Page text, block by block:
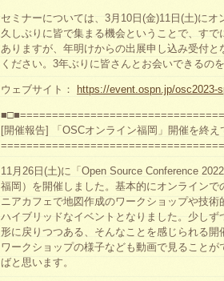
セミナーについては、3月10日(金)11日(土)にオ
久しぶりに皆で集まる機会ということで、す
ありますが、年明けからの出展申し込み受付
ください。3年ぶりに皆さんとお会いできるの
ウェブサイト： https://event.ospn.jp/osc2023-
[開催報告] 「OSCオンライン福岡」開催を終え
11月26日(土)に「Open Source Conference
福岡）を開催しました。基本的にオンライン
ニアカフェで地図作成のワークショップや技術
ハイブリッドなイベントとなりました。少し
形に戻りつつある、そんなことを感じられる開
ワークショップの様子なども動画で見ること
ばと思います。